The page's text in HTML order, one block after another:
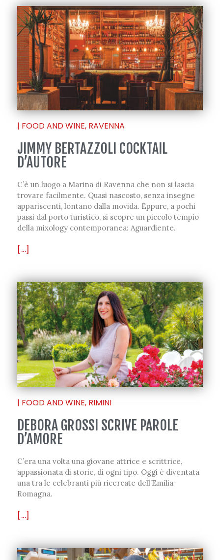
| FOOD AND WINE, RAVENNA
JIMMY BERTAZZOLI COCKTAIL
D’AUTORE
C’è un luogo a Marina di Ravenna che non si lascia
trovare facilmente. Quasi nascosto, senza insegne
appariscenti, lontano dalla movida. Eppure, a pochi
passi dal porto turistico, si scopre un piccolo tempio
della mixology contemporanea: Aguardiente.
[...]
| FOOD AND WINE, RIMINI
DEBORA GROSSI SCRIVE PAROLE
D’AMORE
C’era una volta una giovane attrice e scrittrice,
appassionata di storie, di ogni tipo. Oggi è diventata
una tra le celebranti più ricercate dell’Emilia-
Romagna.
[...]